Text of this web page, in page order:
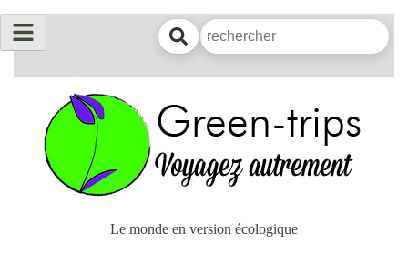
Le monde en version écologique